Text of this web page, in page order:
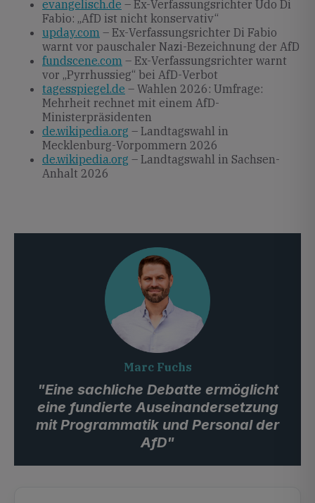
evangelisch.de – Ex-Verfassungsrichter Udo Di
Fabio: „AfD ist nicht konservativ“
upday.com – Ex-Verfassungsrichter Di Fabio
warnt vor pauschaler Nazi-Bezeichnung der AfD
fundscene.com – Ex-Verfassungsrichter warnt
vor „Pyrrhussieg“ bei AfD-Verbot
tagesspiegel.de – Wahlen 2026: Umfrage:
Mehrheit rechnet mit einem AfD-
Ministerpräsidenten
de.wikipedia.org – Landtagswahl in
Mecklenburg-Vorpommern 2026
de.wikipedia.org – Landtagswahl in Sachsen-
Anhalt 2026
Marc Fuchs
"Eine sachliche Debatte ermöglicht
eine fundierte Auseinandersetzung
mit Programmatik und Personal der
AfD"